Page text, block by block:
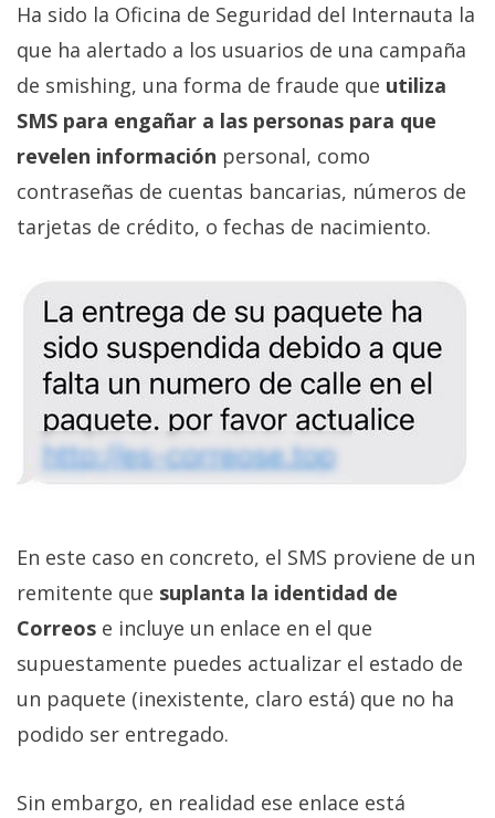
Publicidad
/
Cambiar
opciones
de
privacidad
/
Aviso
Legal
El medio de
comunicación
digital donde
encontrarás
todas las
noticias sobre
tecnología,
móviles,
ordenadores,
comparativas,
trucos y
tutoriales.
Informático
2026.Algunos
derechos
reservados.
Ha sido la Oficina de Seguridad del Internauta la
que ha alertado a los usuarios de una campaña
de smishing, una forma de fraude que utiliza
SMS para engañar a las personas para que
revelen información personal, como
contraseñas de cuentas bancarias, números de
tarjetas de crédito, o fechas de nacimiento.
En este caso en concreto, el SMS proviene de un
remitente que suplanta la identidad de
Correos e incluye un enlace en el que
supuestamente puedes actualizar el estado de
un paquete (inexistente, claro está) que no ha
podido ser entregado.
Sin embargo, en realidad ese enlace está